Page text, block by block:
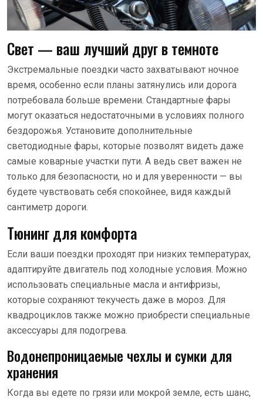
Свет — ваш лучший друг в темноте
Экстремальные поездки часто захватывают ночное
время, особенно если планы затянулись или дорога
потребовала больше времени. Стандартные фары
могут оказаться недостаточными в условиях полного
бездорожья. Установите дополнительные
светодиодные фары, которые позволят видеть даже
самые коварные участки пути. А ведь свет важен не
только для безопасности, но и для уверенности — вы
будете чувствовать себя спокойнее, видя каждый
сантиметр дороги.
Тюнинг для комфорта
Если ваши поездки проходят при низких температурах,
адаптируйте двигатель под холодные условия. Можно
использовать специальные масла и антифризы,
которые сохраняют текучесть даже в мороз. Для
квадроциклов также можно приобрести специальные
аксессуары для подогрева.
Водонепроницаемые чехлы и сумки для
хранения
Когда вы едете по грязи или мокрой земле, есть шанс,